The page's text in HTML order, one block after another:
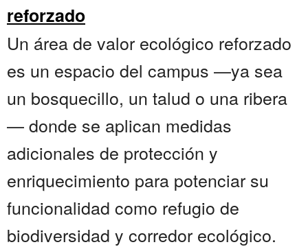
reforzado
Un área de valor ecológico reforzado
es un espacio del campus —ya sea
un bosquecillo, un talud o una ribera
— donde se aplican medidas
adicionales de protección y
enriquecimiento para potenciar su
funcionalidad como refugio de
biodiversidad y corredor ecológico.